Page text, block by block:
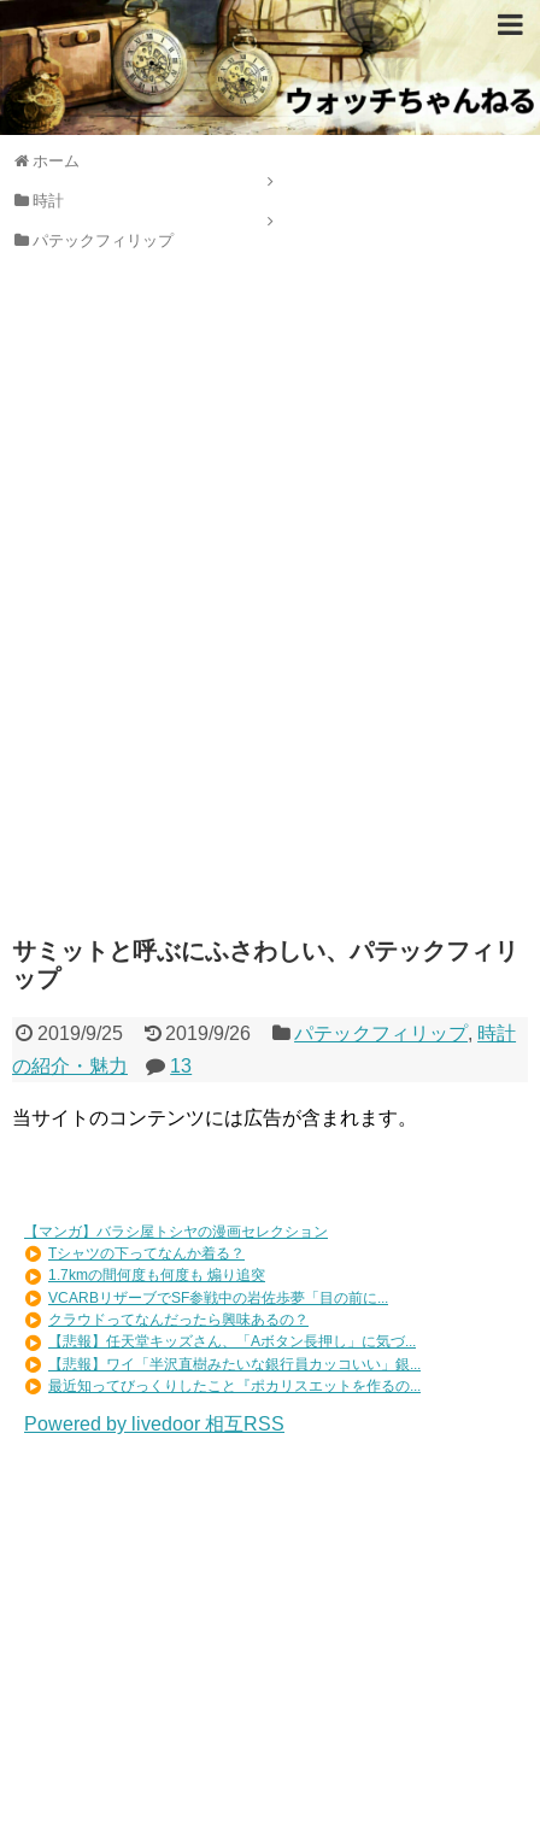
ホーム
時計
パテックフィリップ
サミットと呼ぶにふさわしい、パテックフィリ
ップ
2019/9/25 2019/9/26 パテックフィリップ, 時計
の紹介・魅力
13
当サイトのコンテンツには広告が含まれます。
【マンガ】バラシ屋トシヤの漫画セレクション
Tシャツの下ってなんか着る？
1.7kmの間何度も何度も 煽り追突
VCARBリザーブでSF参戦中の岩佐歩夢「目の前に...
クラウドってなんだったら興味あるの？
【悲報】任天堂キッズさん、「Aボタン長押し」に気づ...
【悲報】ワイ「半沢直樹みたいな銀行員カッコいい」銀...
最近知ってびっくりしたこと『ポカリスエットを作るの...
Powered by livedoor 相互RSS